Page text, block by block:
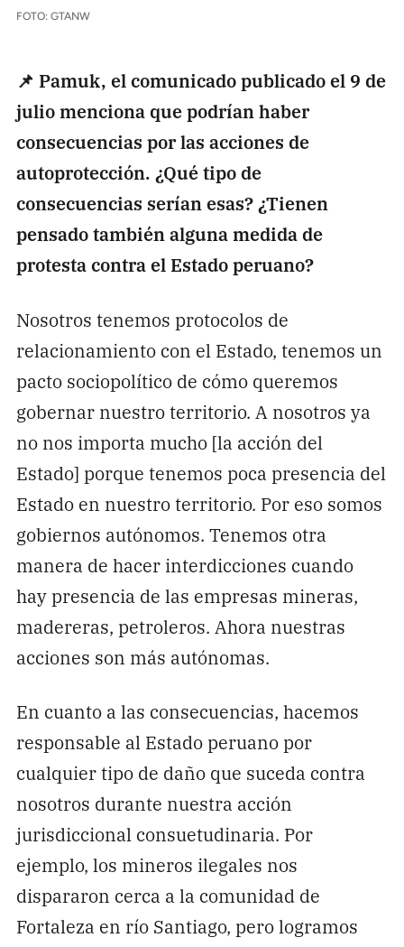
FOTO: GTANW
📌 Pamuk, el comunicado publicado el 9 de
julio menciona que podrían haber
consecuencias por las acciones de
autoprotección. ¿Qué tipo de
consecuencias serían esas? ¿Tienen
pensado también alguna medida de
protesta contra el Estado peruano?
Nosotros tenemos protocolos de
relacionamiento con el Estado, tenemos un
pacto sociopolítico de cómo queremos
gobernar nuestro territorio. A nosotros ya
no nos importa mucho [la acción del
Estado] porque tenemos poca presencia del
Estado en nuestro territorio. Por eso somos
gobiernos autónomos. Tenemos otra
manera de hacer interdicciones cuando
hay presencia de las empresas mineras,
madereras, petroleros. Ahora nuestras
acciones son más autónomas.
En cuanto a las consecuencias, hacemos
responsable al Estado peruano por
cualquier tipo de daño que suceda contra
nosotros durante nuestra acción
jurisdiccional consuetudinaria. Por
ejemplo, los mineros ilegales nos
dispararon cerca a la comunidad de
Fortaleza en río Santiago, pero logramos